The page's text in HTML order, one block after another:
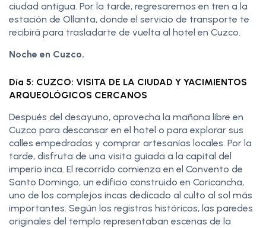
ciudad antigua. Por la tarde, regresaremos en tren a la
estación de Ollanta, donde el servicio de transporte te
recibirá para trasladarte de vuelta al hotel en Cuzco.
Noche en Cuzco.
Día 5: CUZCO: VISITA DE LA CIUDAD Y YACIMIENTOS
ARQUEOLÓGICOS CERCANOS
Después del desayuno, aprovecha la mañana libre en
Cuzco para descansar en el hotel o para explorar sus
calles empedradas y comprar artesanías locales. Por la
tarde, disfruta de una visita guiada a la capital del
imperio inca. El recorrido comienza en el Convento de
Santo Domingo, un edificio construido en Coricancha,
uno de los complejos incas dedicado al culto al sol más
importantes. Según los registros históricos, las paredes
originales del templo representaban escenas de la